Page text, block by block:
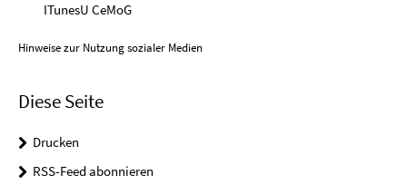
ITunesU CeMoG
Hinweise zur Nutzung sozialer Medien
Diese Seite
Drucken
RSS-Feed abonnieren